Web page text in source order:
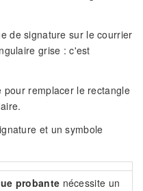
de signature sur le courrier
grise : c'est
remplacer le rectangle
et un symbole
probante nécessite un